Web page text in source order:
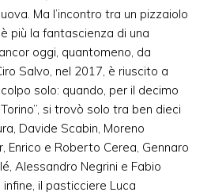
Ma l’incontro tra un pizzaiolo
più la fantascienza di una
oggi, quantomeno, da
Salvo, nel 2017, è riuscito a
solo: quando, per il decimo
si trovò solo tra ben dieci
Davide Scabin, Moreno
Enrico e Roberto Cerea, Gennaro
Alessandro Negrini e Fabio
infine, il pasticciere Luca